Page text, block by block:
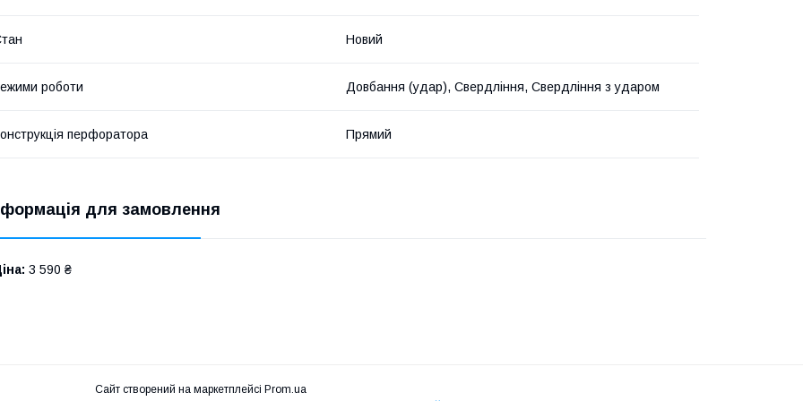
Новий
роботи Довбання (удар), Свердління, Свердління з ударом
перфоратора Прямий
для замовлення
3 590 ₴
Сайт створений на маркетплейсі Prom.ua